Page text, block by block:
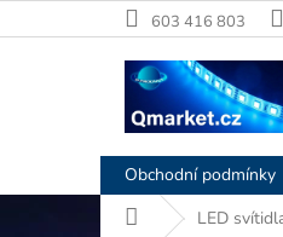
na
603 416 803
Obchodní podmínky
Domů LED